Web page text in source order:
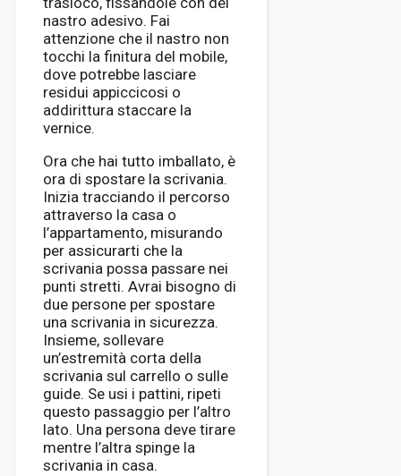
nastro adesivo. Fai
attenzione che il nastro non
tocchi la finitura del mobile,
dove potrebbe lasciare
residui appiccicosi o
addirittura staccare la
vernice.
Ora che hai tutto imballato, è
ora di spostare la scrivania.
Inizia tracciando il percorso
attraverso la casa o
l’appartamento, misurando
per assicurarti che la
scrivania possa passare nei
punti stretti. Avrai bisogno di
due persone per spostare
una scrivania in sicurezza.
Insieme, sollevare
un’estremità corta della
scrivania sul carrello o sulle
guide. Se usi i pattini, ripeti
questo passaggio per l’altro
lato. Una persona deve tirare
mentre l’altra spinge la
scrivania in casa.